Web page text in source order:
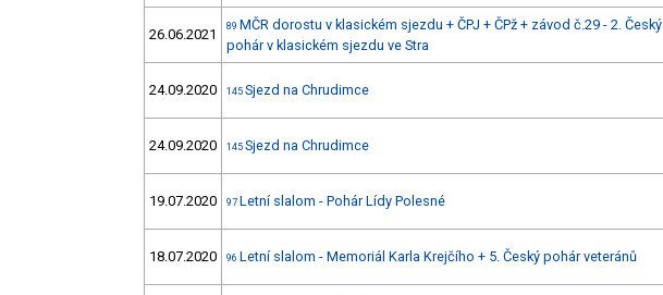
26.06.2021 89 MČR dorostu v klasickém sjezdu + ČPJ + ČPž + závod č.29 - 2. Český
pohár v klasickém sjezdu ve Stra
24.09.2020 145 Sjezd na Chrudimce
24.09.2020 145 Sjezd na Chrudimce
19.07.2020 97 Letní slalom - Pohár Lídy Polesné
18.07.2020 96 Letní slalom - Memoriál Karla Krejčího + 5. Český pohár veteránů